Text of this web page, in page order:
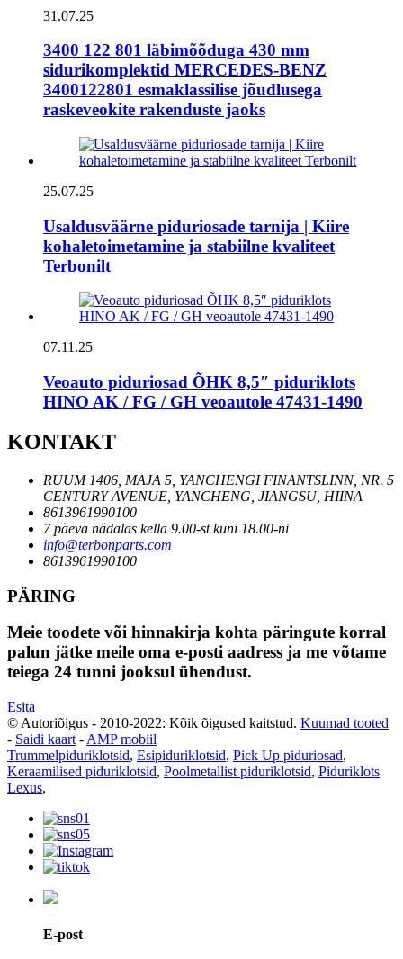
31.07.25
3400 122 801 läbimõõduga 430 mm
sidurikomplektid MERCEDES-BENZ
3400122801 esmaklassilise jõudlusega
raskeveokite rakenduste jaoks
25.07.25
Usaldusväärne piduriosade tarnija | Kiire
kohaletoimetamine ja stabiilne kvaliteet
Terbonilt
07.11.25
Veoauto piduriosad ÕHK 8,5″ piduriklots
HINO AK / FG / GH veoautole 47431-1490
KONTAKT
RUUM 1406, MAJA 5, YANCHENGI FINANTSLINN, NR. 5
CENTURY AVENUE, YANCHENG, JIANGSU, HIINA
8613961990100
7 päeva nädalas kella 9.00-st kuni 18.00-ni
info@terbonparts.com
8613961990100
PÄRING
Meie toodete või hinnakirja kohta päringute korral
palun jätke meile oma e-posti aadress ja me võtame
teiega 24 tunni jooksul ühendust.
Esita
© Autoriõigus - 2010-2022: Kõik õigused kaitstud. Kuumad tooted
- Saidi kaart - AMP mobiil
Trummelpiduriklotsid, Esipiduriklotsid, Pick Up piduriosad,
Keraamilised piduriklotsid, Poolmetallist piduriklotsid, Piduriklots
Lexus,
E-post